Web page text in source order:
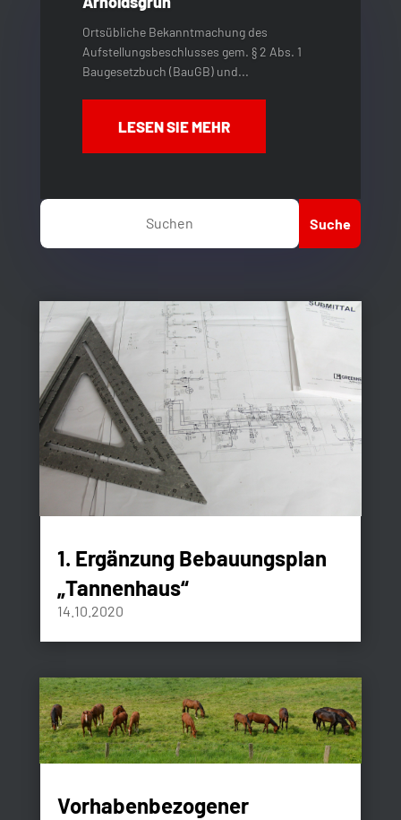
Ortsübliche Bekanntmachung des
Aufstellungsbeschlusses gem. § 2 Abs. 1
Baugesetzbuch (BauGB) und...
LESEN SIE MEHR
1. Ergänzung Bebauungsplan
„Tannenhaus“
14.10.2020
Vorhabenbezogener